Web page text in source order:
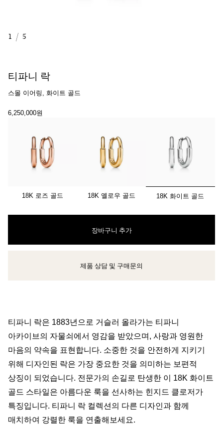
1 / 5
티파니 락
스몰 이어링, 화이트 골드
6,250,000원
18K 로즈 골드 18K 옐로우 골드 선택됨
18K 화이트 골드
장바구니 추가
클라이언트 어드바이저에게 문의하거나 예약하세요
제품 상담 및 구매문의
티파니 락은 1883년으로 거슬러 올라가는 티파니
아카이브의 자물쇠에서 영감을 받았으며, 사랑과 영원한
마음의 약속을 표현합니다. 소중한 것을 안전하게 지키기
위해 디자인된 락은 가장 중요한 것을 의미하는 보편적
상징이 되었습니다. 전문가의 손길로 탄생한 이 18K 화이트
골드 스타일은 아름다운 룩을 선사하는 힌지드 클로저가
특징입니다. 티파니 락 컬렉션의 다른 디자인과 함께
매치하여 강렬한 룩을 연출해보세요.